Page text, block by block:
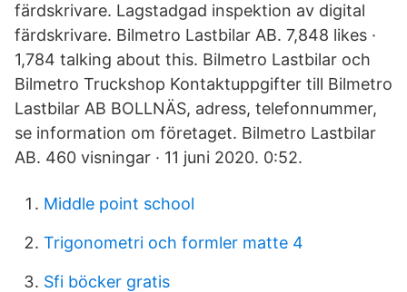
färdskrivare. Lagstadgad inspektion av digital
färdskrivare. Bilmetro Lastbilar AB. 7,848 likes ·
1,784 talking about this. Bilmetro Lastbilar och
Bilmetro Truckshop Kontaktuppgifter till Bilmetro
Lastbilar AB BOLLNÄS, adress, telefonnummer,
se information om företaget. Bilmetro Lastbilar
AB. 460 visningar · 11 juni 2020. 0:52.
Middle point school
Trigonometri och formler matte 4
Sfi böcker gratis